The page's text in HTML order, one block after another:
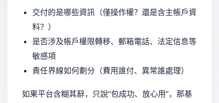
交付的是哪些資訊（僅操作權？還是含主帳戶資
料？）
是否涉及帳戶權限轉移、郵箱電話、法定信息等
敏感項
責任界線如何劃分（費用誰付、異常誰處理）
如果平台含糊其辭，只說“包成功、放心用”，那基